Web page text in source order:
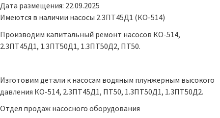
Дата размещения: 22.09.2025
Имеются в наличии насосы 2.3ПТ45Д1 (КО-514)
Производим капитальный ремонт насосов КО-514,
2.3ПТ45Д1, 1.3ПТ50Д1, 1.3ПТ50Д2, ПТ50.
Изготовим детали к насосам водяным плунжерным высокого
давления КО-514, 2.3ПТ45Д1, ПТ50, 1.3ПТ50Д1, 1.3ПТ50Д2.
Отдел продаж насосного оборудования